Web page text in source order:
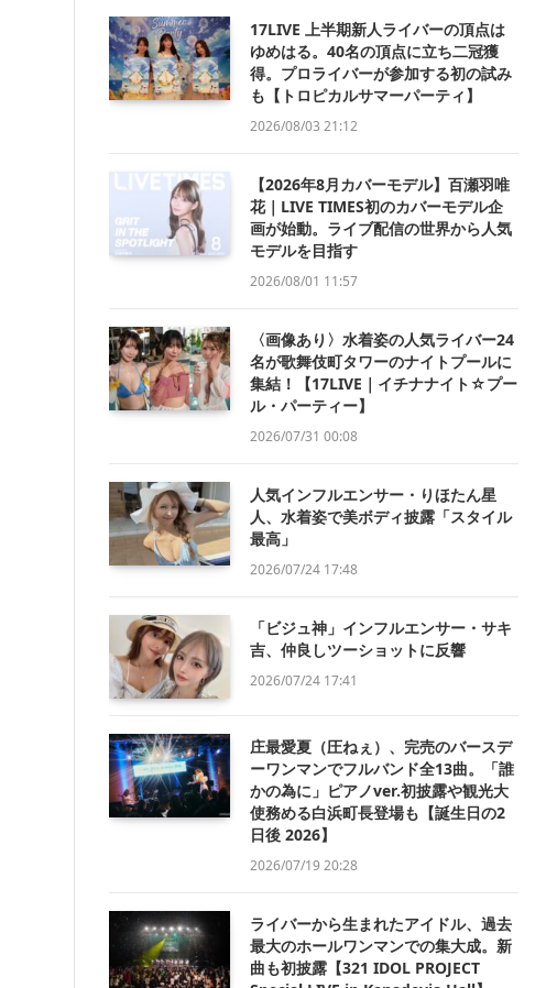
17LIVE 上半期新人ライバーの頂点は
ゆめはる。40名の頂点に立ち二冠獲
得。プロライバーが参加する初の試み
も【トロピカルサマーパーティ】
2026/08/03 21:12
【2026年8月カバーモデル】百瀬羽唯
花｜LIVE TIMES初のカバーモデル企
画が始動。ライブ配信の世界から人気
モデルを目指す
2026/08/01 11:57
〈画像あり〉水着姿の人気ライバー24
名が歌舞伎町タワーのナイトプールに
集結！【17LIVE｜イチナナイト☆プー
ル・パーティー】
2026/07/31 00:08
人気インフルエンサー・りほたん星
人、水着姿で美ボディ披露「スタイル
最高」
2026/07/24 17:48
「ビジュ神」インフルエンサー・サキ
吉、仲良しツーショットに反響
2026/07/24 17:41
庄最愛夏（圧ねぇ）、完売のバースデ
ーワンマンでフルバンド全13曲。「誰
かの為に」ピアノver.初披露や観光大
使務める白浜町長登場も【誕生日の2
日後 2026】
2026/07/19 20:28
ライバーから生まれたアイドル、過去
最大のホールワンマンでの集大成。新
曲も初披露【321 IDOL PROJECT